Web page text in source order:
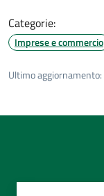
Categorie:
Imprese e commercio
Ultimo aggiornamento: